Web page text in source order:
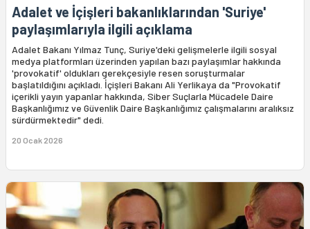
Adalet ve İçişleri bakanlıklarından 'Suriye'
paylaşımlarıyla ilgili açıklama
Adalet Bakanı Yılmaz Tunç, Suriye'deki gelişmelerle ilgili sosyal
medya platformları üzerinden yapılan bazı paylaşımlar hakkında
'provokatif' oldukları gerekçesiyle resen soruşturmalar
başlatıldığını açıkladı. İçişleri Bakanı Ali Yerlikaya da "Provokatif
içerikli yayın yapanlar hakkında, Siber Suçlarla Mücadele Daire
Başkanlığımız ve Güvenlik Daire Başkanlığımız çalışmalarını aralıksız
sürdürmektedir" dedi.
20 Ocak 2026